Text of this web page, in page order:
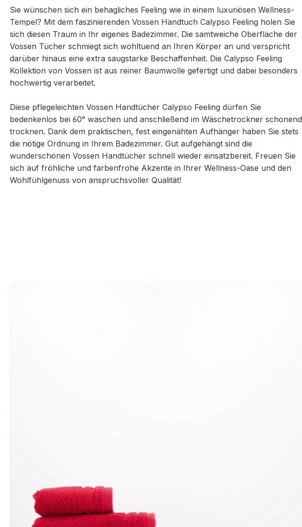
Sie wünschen sich ein behagliches Feeling wie in einem luxuriösen Wellness-
Tempel? Mit dem faszinierenden Vossen Handtuch Calypso Feeling holen Sie
sich diesen Traum in Ihr eigenes Badezimmer. Die samtweiche Oberfläche der
Vossen Tücher schmiegt sich wohltuend an Ihren Körper an und verspricht
darüber hinaus eine extra saugstarke Beschaffenheit. Die Calypso Feeling
Kollektion von Vossen ist aus reiner Baumwolle gefertigt und dabei besonders
hochwertig verarbeitet.
Diese pflegeleichten Vossen Handtücher Calypso Feeling dürfen Sie
bedenkenlos bei 60° waschen und anschließend im Wäschetrockner schonend
trocknen. Dank dem praktischen, fest eingenähten Aufhänger haben Sie stets
die nötige Ordnung in Ihrem Badezimmer. Gut aufgehängt sind die
wunderschönen Vossen Handtücher schnell wieder einsatzbereit. Freuen Sie
sich auf fröhliche und farbenfrohe Akzente in Ihrer Wellness-Oase und den
Wohlfühlgenuss von anspruchsvoller Qualität!